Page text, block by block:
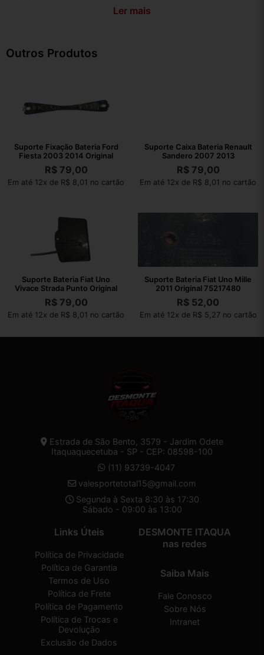
Ler mais
Outros Produtos
Suporte Fixação Bateria Ford
Fiesta 2003 2014 Original
R$79,00
Em até 12x de R$ 8,01 no cartão
Suporte Caixa Bateria Renault
Sandero 2007 2013
R$79,00
Em até 12x de R$ 8,01 no cartão
Suporte Bateria Fiat Uno
Vivace Strada Punto Original
R$79,00
Em até 12x de R$ 8,01 no cartão
Suporte Bateria Fiat Uno Mille
2011 Original 75217480
R$ 52,00
Em até 12x de R$ 5,27 no cartão
Estrada de São Bento, 3579 - Jardim Odete
Itaquaquecetuba - SP - CEP: 08598-100
(11) 93739-4047
valesportetotal15@gmail.com
Segunda à Sexta 8:30 às 17:30
Sábado - 09:00 às 13:00
Links Úteis
Política de Privacidade
Política de Garantia
Termos de Uso
Política de Frete
Política de Pagamento
Política de Trocas e
Devolução
Exclusão de Dados
DESMONTE ITAQUA
nas redes
Saiba Mais
Fale Conosco
Sobre Nós
Intranet